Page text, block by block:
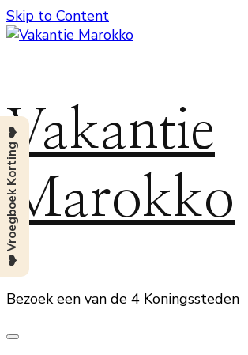
Skip to Content
Vakantie
Marokko
Bezoek een van de 4 Koningssteden
❤️ Vroegboek Korting ❤️